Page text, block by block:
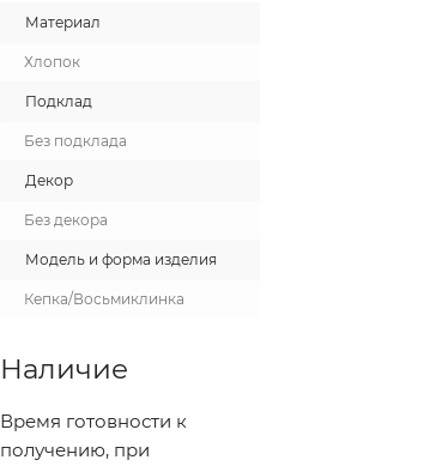
Материал
Хлопок
Подклад
Без подклада
Декор
Без декора
Модель и форма изделия
Кепка/Восьмиклинка
Наличие
Время готовности к
получению, при